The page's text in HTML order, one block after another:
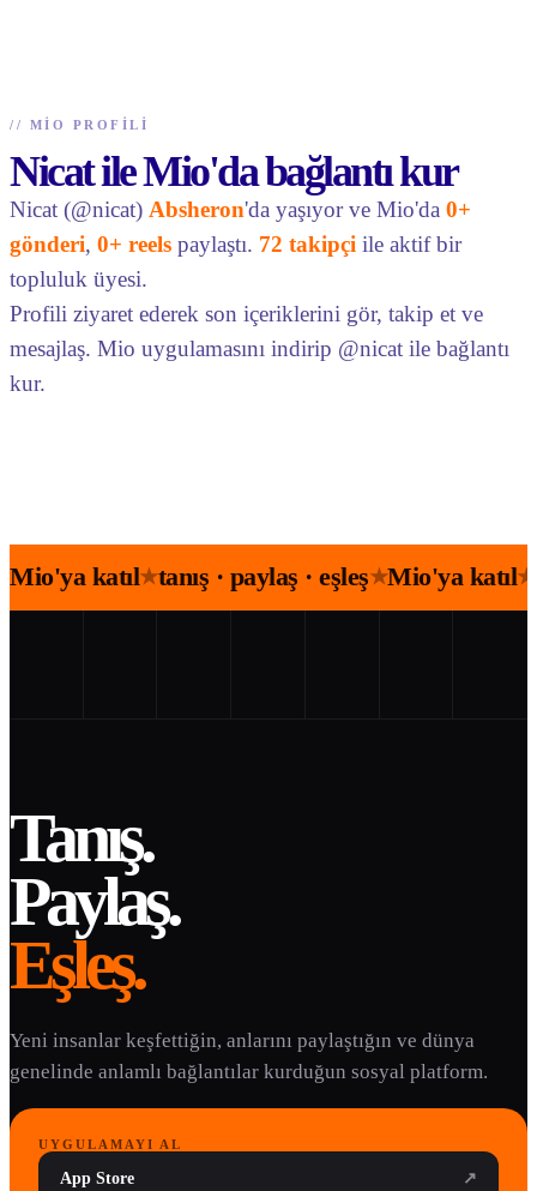
// MIO PROFILI
Nicat ile Mio'da bağlantı kur
Nicat (@nicat) Absheron'da yaşıyor ve Mio'da 0+
gönderi, 0+ reels paylaştı. 72 takipçi ile aktif bir
topluluk üyesi.
Profili ziyaret ederek son içeriklerini gör, takip et ve
mesajlaş. Mio uygulamasını indirip @nicat ile bağlantı
kur.
Mio'ya katıl★tanış · paylaş · eşleş★Mio'ya katıl★
Tanış.
Paylaş.
Eşleş.
Yeni insanlar keşfettiğin, anlarını paylaştığın ve dünya
genelinde anlamlı bağlantılar kurduğun sosyal platform.
UYGULAMAYI AL
App Store ↗